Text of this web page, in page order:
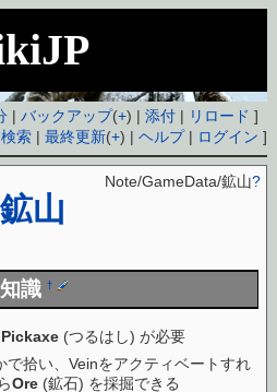
|バックアップ(+) |添付 | リロード ]
検索 |最終更新(+) |ヘルプ| ログイン ]
鉱山
Note/GameData/鉱山?
識†
Pickaxe (つるはし) が必要
で拾い、Veinをアクティベートすれ
Ore (鉱石) を採掘できる